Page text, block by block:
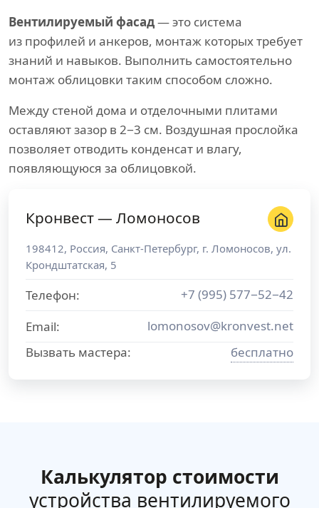
Вентилируемый фасад— это система
из профилей и анкеров, монтаж которых требует
знаний и навыков. Выполнить самостоятельно
монтаж облицовки таким способом сложно.
Между стеной дома и отделочными плитами
оставляют зазор в 2−3 см. Воздушная прослойка
позволяет отводить конденсат и влагу,
появляющуюся за облицовкой.
Кронвест — Ломоносов
198412, Россия, Санкт-Петербург, г. Ломоносов, ул.
Крондштатская, 5
Телефон:
+7 (995) 577−52−42
Email:
lomonosov@kronvest.net
Вызвать мастера:
бесплатно
Калькулятор стоимости
устройства вентилируемого